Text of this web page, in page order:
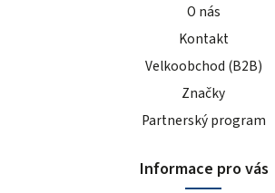
O nás
Kontakt
Velkoobchod (B2B)
Značky
Partnerský program
Informace pro vás